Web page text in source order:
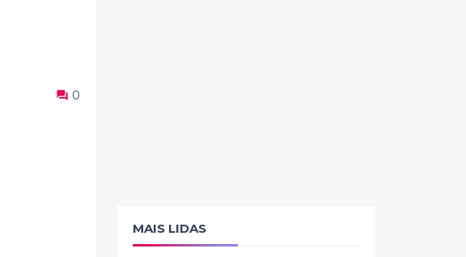
0
MAIS LIDAS